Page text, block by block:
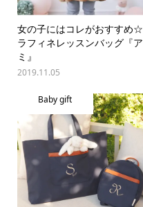
女の子にはコレがおすすめ☆
ラフィネレッスンバッグ『ア
ミ』
2019.11.05
Baby gift